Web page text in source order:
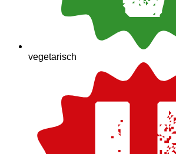
vegetarisch